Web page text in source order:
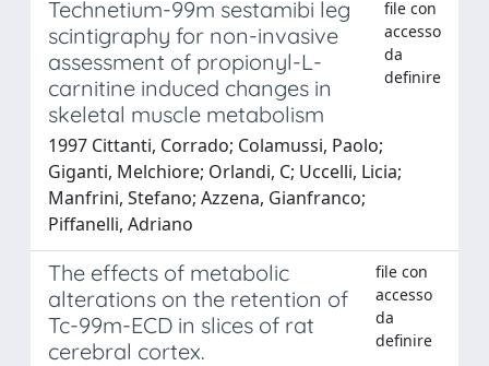
Technetium-99m sestamibi leg
scintigraphy for non-invasive
assessment of propionyl-L-
carnitine induced changes in
skeletal muscle metabolism
file con
accesso
da
definire
1997 Cittanti, Corrado; Colamussi, Paolo;
Giganti, Melchiore; Orlandi, C; Uccelli, Licia;
Manfrini, Stefano; Azzena, Gianfranco;
Piffanelli, Adriano
The effects of metabolic
alterations on the retention of
Tc-99m-ECD in slices of rat
cerebral cortex.
file con
accesso
da
definire